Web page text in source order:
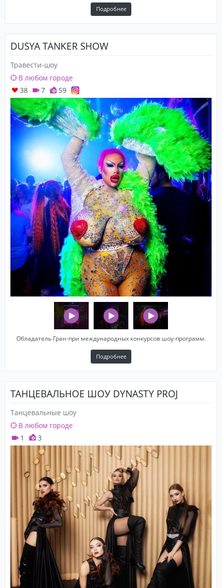
Подробнее
DUSYA TANKER SHOW
Травести-шоу
В любом городе
38
7 59
Обладатель Гран-при международных конкурсов шоу-программ.
Подробнее
ТАНЦЕВАЛЬНОЕ ШОУ DYNASTY PROJ
Танцевальные шоу
В любом городе
1
3